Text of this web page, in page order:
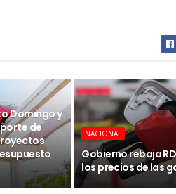
Domingo y
de
NACIONAL
Gobierno rebaja
los precios de las